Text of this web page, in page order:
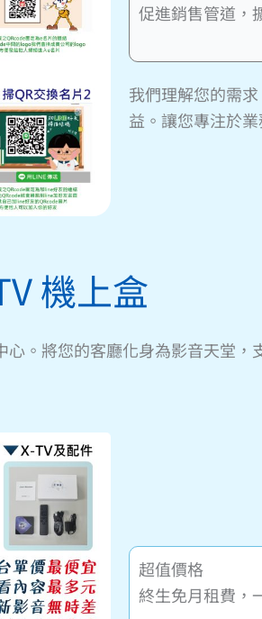
促進銷售管道，
我們理解您的需
益。讓您專注於
機上盒
心。將您的客廳化身為影音天堂
超值價格
終生免月租費，